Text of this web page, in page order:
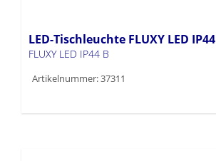
LED-Tischleuchte FLUXY LED IP44
FLUXY LED IP44 B
Artikelnummer: 37311